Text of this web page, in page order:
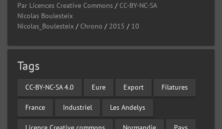
Par Licences Creative Commons / CC-BY-NC-SA
Nicolas Boulesteix
Nicolas_Boulesteix / Chrono / 2015 / 10
Tags
CC-BY-NC-SA 4.0 Eure Export Filatures
France Industriel Les Andelys